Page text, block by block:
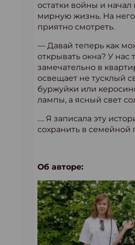
остатки войны и начал
мирную жизнь. На него
приятно смотреть.
— Давай теперь как
открывать окна? У нас
замечательно в
освещает не тусклый
буржуйки или
лампы, а ясный свет
…. Я записала эту
сохранить в семейной
Об авторе: